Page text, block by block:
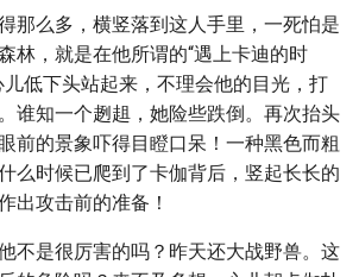
那么多，横竖落到这人手里，一死怕是
林，就是在他所谓的“遇上卡迪的时
低下头站起来，不理会他的目光，打
谁知一个趔趄，她险些跌倒。再次抬头
前的景象吓得目瞪口呆！一种黑色而粗
么时候已爬到了卡伽背后，竖起长长的
出攻击前的准备！
不是很厉害的吗？昨天还大战野兽。这